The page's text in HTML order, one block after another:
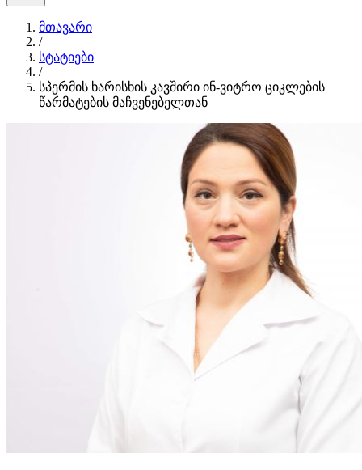
მთავარი
/
სტატიები
/
სპერმის ხარისხის კავშირი ინ-ვიტრო ციკლების
წარმატების მაჩვენებელთან